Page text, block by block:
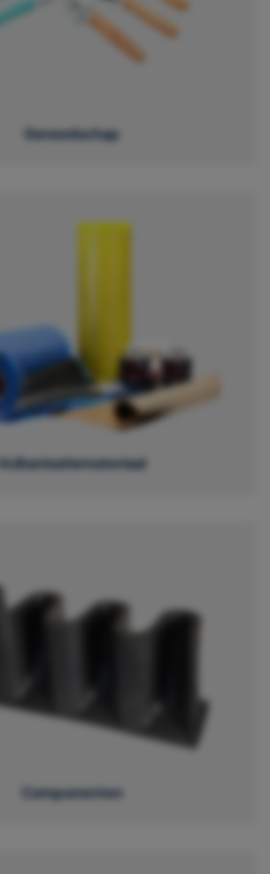
Gereedschap
Vulkanisatiemateriaal
Componenten